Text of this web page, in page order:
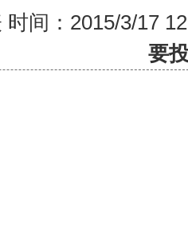
时间：2015/3/
要